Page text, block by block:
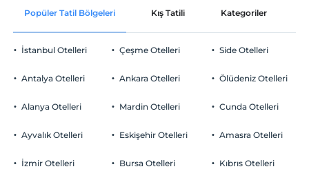
Ortak alanlar ve tüm odalar
Otopark
Ücretsiz Halka Açık Otopark
Check/out
En geç saat 11:00 ve öncesi
Evcil Hayvan
2 yaşına kadar olan bebekler ücretsizdir.
Popüler Tatil Bölgeleri Kış Tatili Kategoriler
İstanbul Otelleri
Antalya Otelleri
Alanya Otelleri
Ayvalık Otelleri
İzmir Otelleri
Çeşme Otelleri
Ankara Otelleri
Mardin Otelleri
Eskişehir Otelleri
Bursa Otelleri
Side Otelleri
Ölüdeniz Otelleri
Cunda Otelleri
Amasra Otelleri
Kıbrıs Otelleri